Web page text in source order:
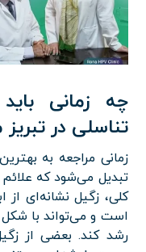
چه زمانی
تناسلی در
زمانی مراجعه به
تبدیل می‌شود که علائم
است و می‌تواند با
رشد کند. بعضی از